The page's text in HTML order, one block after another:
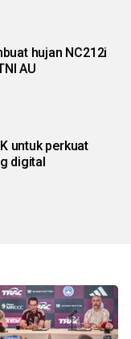
hujan NC212i
AU
untuk perkuat
digital